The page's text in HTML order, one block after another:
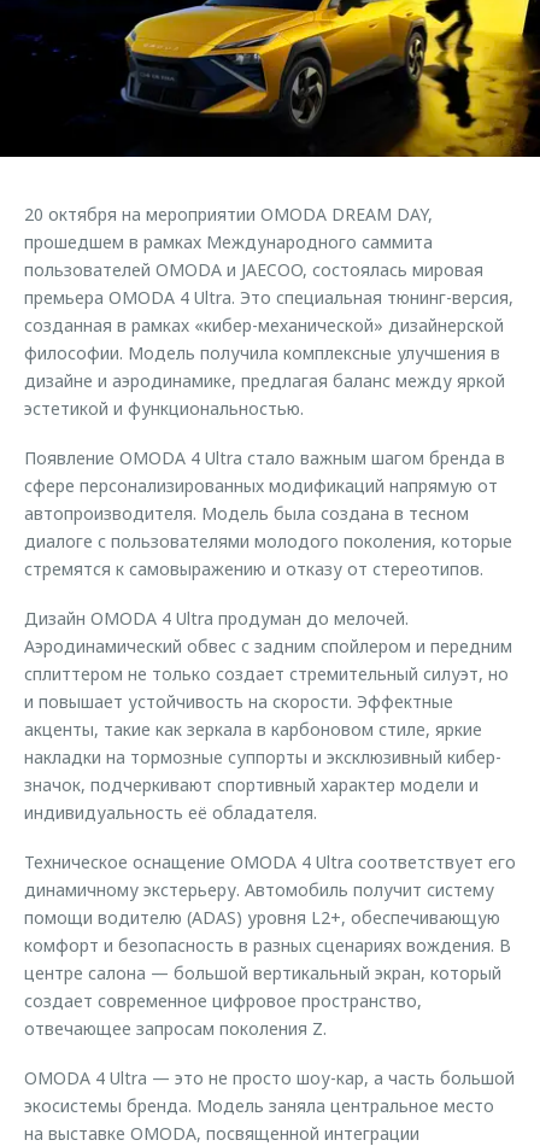
Кредитный калькулятор
Аксессуары
Запчасти
Трейд-ин
Калькулятор трейд-ин
Клиентская поддержка
O&J Автоклуб
Клуб владельцев OMODA
Аксессуары
Одежда и сувениры
Оригинальные аксессуары
Запчасти
Обратная связь
20 октября на мероприятии OMODA DREAM DAY,
прошедшем в рамках Международного саммита
пользователей OMODA и JAECOO, состоялась мировая
премьера OMODA 4 Ultra. Это специальная тюнинг-версия,
созданная в рамках «кибер-механической» дизайнерской
философии. Модель получила комплексные улучшения в
дизайне и аэродинамике, предлагая баланс между яркой
эстетикой и функциональностью.
Появление OMODA 4 Ultra стало важным шагом бренда в
сфере персонализированных модификаций напрямую от
автопроизводителя. Модель была создана в тесном
диалоге с пользователями молодого поколения, которые
стремятся к самовыражению и отказу от стереотипов.
Дизайн OMODA 4 Ultra продуман до мелочей.
Аэродинамический обвес с задним спойлером и передним
сплиттером не только создает стремительный силуэт, но
и повышает устойчивость на скорости. Эффектные
акценты, такие как зеркала в карбоновом стиле, яркие
накладки на тормозные суппорты и эксклюзивный кибер-
значок, подчеркивают спортивный характер модели и
индивидуальность её обладателя.
Техническое оснащение OMODA 4 Ultra соответствует его
динамичному экстерьеру. Автомобиль получит систему
помощи водителю (ADAS) уровня L2+, обеспечивающую
комфорт и безопасность в разных сценариях вождения. В
центре салона — большой вертикальный экран, который
создает современное цифровое пространство,
отвечающее запросам поколения Z.
OMODA 4 Ultra — это не просто шоу-кар, а часть большой
экосистемы бренда. Модель заняла центральное место
на выставке OMODA, посвященной интеграции